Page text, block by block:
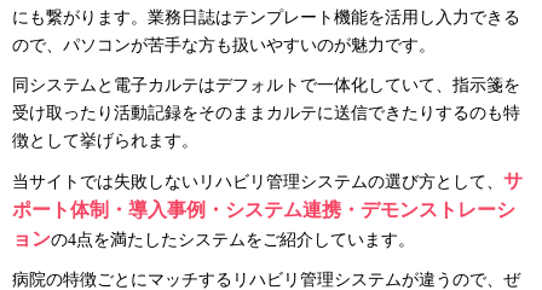
にも繋がります。業務日誌はテンプレート機能を活用し入力できる
ので、パソコンが苦手な方も扱いやすいのが魅力です。
同システムと電子カルテはデフォルトで一体化していて、指示箋を
受け取ったり活動記録をそのままカルテに送信できたりするのも特
徴として挙げられます。
当サイトでは失敗しないリハビリ管理システムの選び方として、 サ
ポート体制・導入事例・システム連携・デモンストレーシ
ョンの4点を満たしたシステムをご紹介しています。
病院の特徴ごとにマッチするリハビリ管理システムが違うので、ぜ